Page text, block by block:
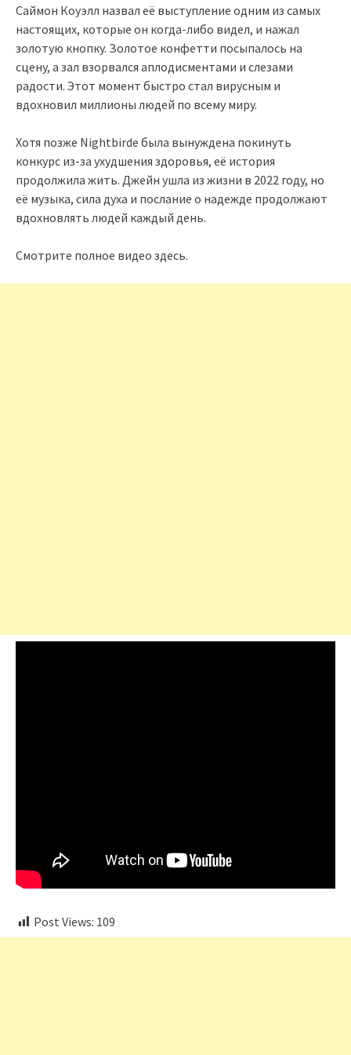
Саймон Коуэлл назвал её выступление одним из самых
настоящих, которые он когда-либо видел, и нажал
золотую кнопку. Золотое конфетти посыпалось на
сцену, а зал взорвался аплодисментами и слезами
радости. Этот момент быстро стал вирусным и
вдохновил миллионы людей по всему миру.
Хотя позже Nightbirde была вынуждена покинуть
конкурс из-за ухудшения здоровья, её история
продолжила жить. Джейн ушла из жизни в 2022 году, но
её музыка, сила духа и послание о надежде продолжают
вдохновлять людей каждый день.
Смотрите полное видео здесь.
Post Views: 109